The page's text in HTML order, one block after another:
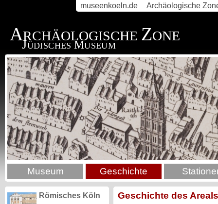
museenkoeln.de Archäologische
ARCHÄOLOGISCHE ZONE
JÜDISCHESMUSEUM
Museum Geschichte
Römisches Köln Geschichte des